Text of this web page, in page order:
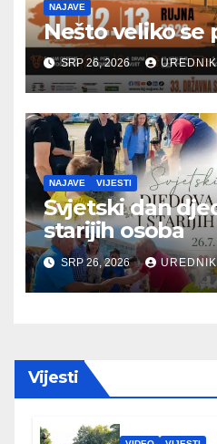
NAJAVE
Nešto veliko se
SRP 26, 2026 UREDNIK
NAJAVE VIJESTI
Svjetski dan
starijih osoba
SRP 26, 2026 UREDNIK
Vijesti